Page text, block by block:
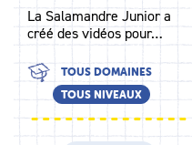
La Salamandre Junior a
créé des vidéos pour…
TOUS DOMAINES
TOUS NIVEAUX